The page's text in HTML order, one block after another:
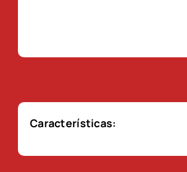
Características: